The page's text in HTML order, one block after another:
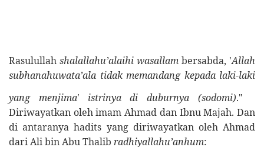
Rasulullah shalallahu’alaihi wasallam bersabda, 'Allah
subhanahuwata’ala tidak memandang kepada laki-laki
yang menjima' istrinya di duburnya (sodomi)."
Diriwayatkan oleh imam Ahmad dan Ibnu Majah. Dan
di antaranya hadits yang diriwayatkan oleh Ahmad
dari Ali bin Abu Thalib radhiyallahu’anhum: